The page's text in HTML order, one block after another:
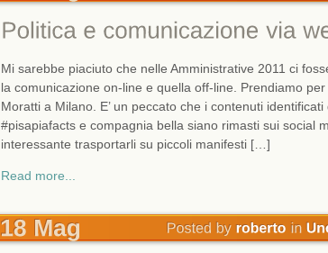
Mi sarebbe piaciuto che nelle Amministrative 2011 ci
la comunicazione on-line e quella off-line. Prendiamo
Moratti a Milano. E’ un peccato che i contenuti
#pisapiafacts e compagnia bella siano rimasti sui social
interessante trasportarli su piccoli manifesti […]
Read more...